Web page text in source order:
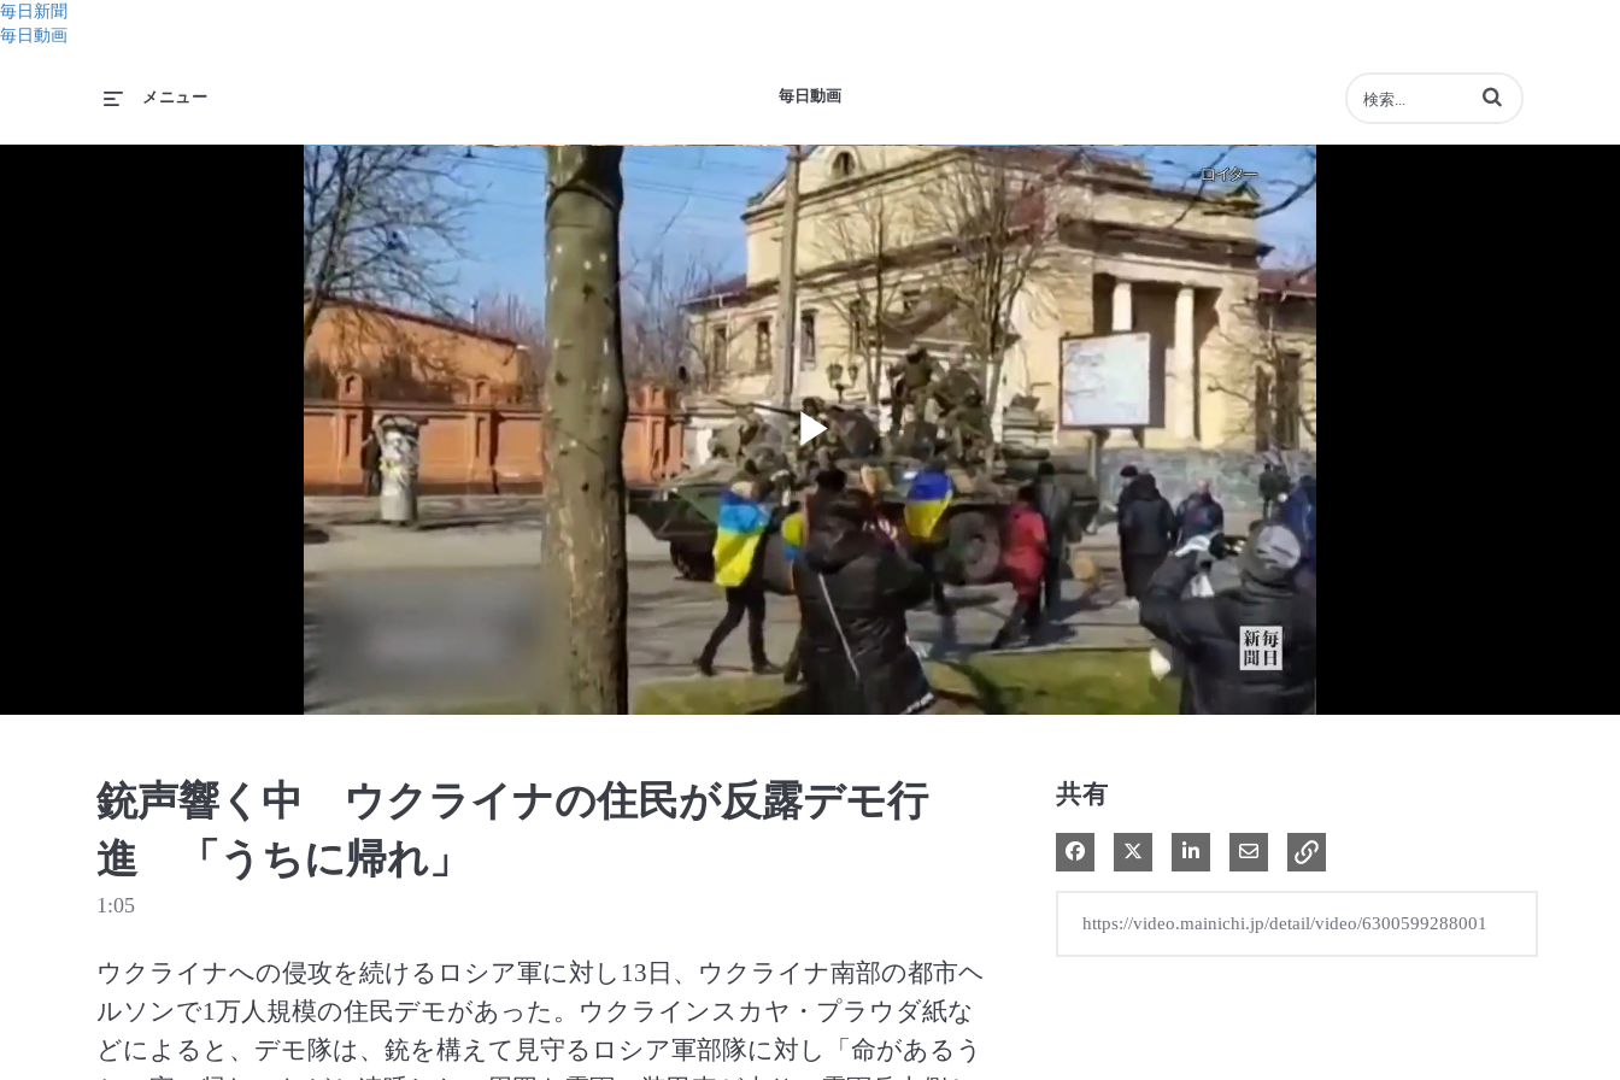
毎日新聞
毎日動画
毎日動画
メニュー 動画の検索語句を入力
Play
Video
銃声響く中 ウクライナの住民が反露デモ行
進 「うちに帰れ」
1:05
ウクライナへの侵攻を続けるロシア軍に対し13日、ウクライナ南部の都市ヘ
ルソンで1万人規模の住民デモがあった。ウクラインスカヤ・プラウダ紙な
どによると、デモ隊は、銃を構えて見守るロシア軍部隊に対し「命があるう
共有
Facebook で共有
Xで共有する
LinkedIn で共有電子メールで共有